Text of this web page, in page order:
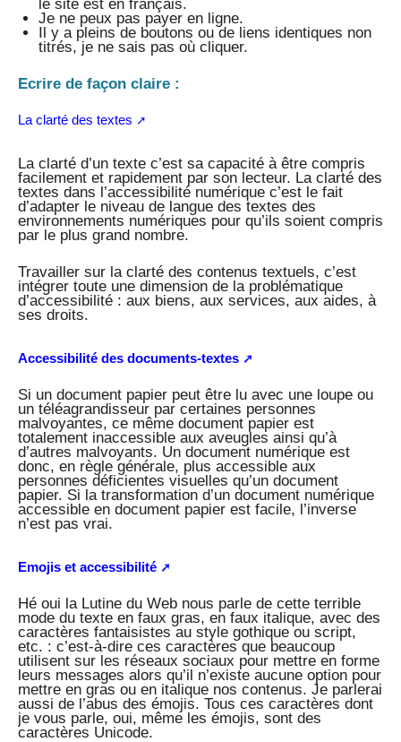
le site est en français.
Je ne peux pas payer en ligne.
Il y a pleins de boutons ou de liens identiques non
titrés, je ne sais pas où cliquer.
Ecrire de façon claire :
La clarté des textes
La clarté d’un texte c’est sa capacité à être compris
facilement et rapidement par son lecteur. La clarté des
textes dans l’accessibilité numérique c’est le fait
d’adapter le niveau de langue des textes des
environnements numériques pour qu’ils soient compris
par le plus grand nombre.
Travailler sur la clarté des contenus textuels, c’est
intégrer toute une dimension de la problématique
d’accessibilité : aux biens, aux services, aux aides, à
ses droits.
Accessibilité des documents-textes
Si un document papier peut être lu avec une loupe ou
un téléagrandisseur par certaines personnes
malvoyantes, ce même document papier est
totalement inaccessible aux aveugles ainsi qu’à
d’autres malvoyants. Un document numérique est
donc, en règle générale, plus accessible aux
personnes déficientes visuelles qu’un document
papier. Si la transformation d’un document numérique
accessible en document papier est facile, l’inverse
n’est pas vrai.
Emojis et accessibilité
Hé oui la Lutine du Web nous parle de cette terrible
mode du texte en faux gras, en faux italique, avec des
caractères fantaisistes au style gothique ou script,
etc. : c’est-à-dire ces caractères que beaucoup
utilisent sur les réseaux sociaux pour mettre en forme
leurs messages alors qu’il n’existe aucune option pour
mettre en gras ou en italique nos contenus. Je parlerai
aussi de l’abus des émojis. Tous ces caractères dont
je vous parle, oui, même les émojis, sont des
caractères Unicode.